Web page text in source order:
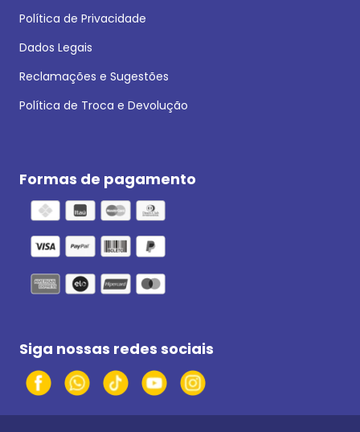
Política de Privacidade
Dados Legais
Reclamações e Sugestões
Política de Troca e Devolução
Formas de pagamento
Siga nossas redes sociais